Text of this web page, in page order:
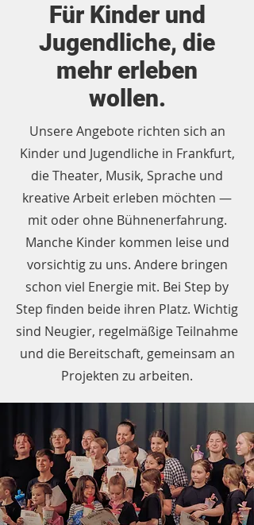
Für Kinder und
Jugendliche, die
mehr erleben
wollen.
Unsere Angebote richten sich an
Kinder und Jugendliche in Frankfurt,
die Theater, Musik, Sprache und
kreative Arbeit erleben möchten —
mit oder ohne Bühnenerfahrung.
Manche Kinder kommen leise und
vorsichtig zu uns. Andere bringen
schon viel Energie mit. Bei Step by
Step finden beide ihren Platz. Wichtig
sind Neugier, regelmäßige Teilnahme
und die Bereitschaft, gemeinsam an
Projekten zu arbeiten.